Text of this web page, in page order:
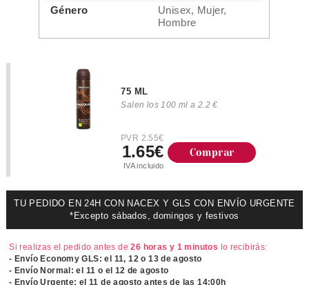
Género
Unisex, Mujer,
Hombre
75 ML
Salen los 100 ml a 2.2 €
PVR 2.55€
1.65€
IVA incluido
Comprar
TU PEDIDO EN 24H CON NACEX Y GLS CON ENVÍO URGENTE
*Excepto sábados, domingos y festivos
Si realizas el pedido antes de26 horas y 1 minutos lo recibirás:
- Envío Economy GLS: el 11, 12 o 13 de agosto
- Envío Normal: el 11 o el 12 de agosto
- Envío Urgente: el11 de agosto antes de las 14:00h